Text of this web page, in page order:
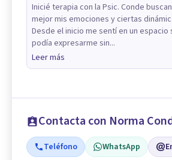
Inicié terapia con la Psic. Conde
mejor mis emociones y ciertas
Desde el inicio me sentí en un
podía expresarme sin...
Leer más
Contacta con Norma
Teléfono WhatsApp